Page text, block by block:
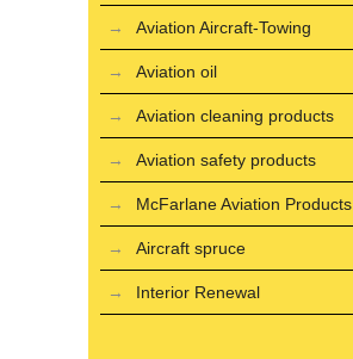
Aviation Aircraft-Towing
Aviation oil
Aviation cleaning products
Aviation safety products
McFarlane Aviation Products
Aircraft spruce
Interior Renewal